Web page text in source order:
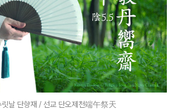
날 단향재 / 선교 단오제천端午祭天